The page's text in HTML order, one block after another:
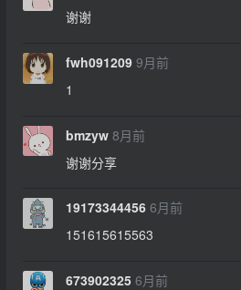
谢谢
fwh091209 9月前
1
bmzyw 8月前
谢谢分享
19173344456 6月前
151615615563
673902325 6月前